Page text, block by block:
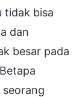
tidak bisa
dan
besar pada
seorang